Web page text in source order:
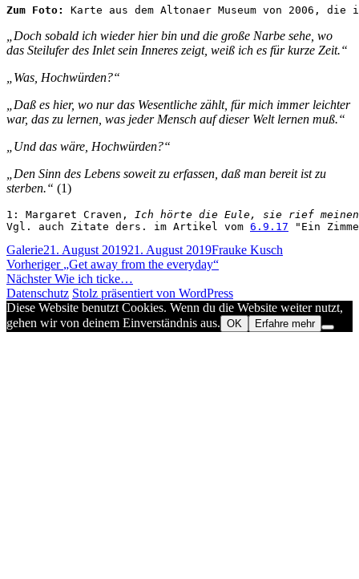
Zum Foto: Karte aus dem Altonaer Museum von 2006, die
„Doch sobald ich wieder hier bin und die große Narbe sehe, wo
das Steilufer des Inlet sein Inneres zeigt, weiß ich es für kurze Zeit.“
„Was, Hochwürden?“
„Daß es hier, wo nur das Wesentliche zählt, für mich immer leichter
war, das zu lernen, was jeder Mensch auf dieser Welt lernen muß.“
„Und das wäre, Hochwürden?“
„Den Sinn des Lebens soweit zu erfassen, daß man bereit ist zu
sterben.“ (1)
1: Margaret Craven,
Ich hörte die Eule, sie rief meinen
Vgl. auch Zitate ders. im Artikel vom 6.9.17 "Ein
Format
GalerieVeröffentlicht
am
21. August 201921. August 2019Autor
Frauke Kusch
Beitragsnavigation
Vorheriger
Vorheriger
Beitrag:
„Get away from the everyday“
Nächster Nächster
Beitrag:
Wie ich ticke…
Datenschutz Stolz präsentiert von WordPress
Diese Website benutzt Cookies. Wenn du die Website weiter nutzt,
gehen wir von deinem Einverständnis aus. OK Erfahre mehr